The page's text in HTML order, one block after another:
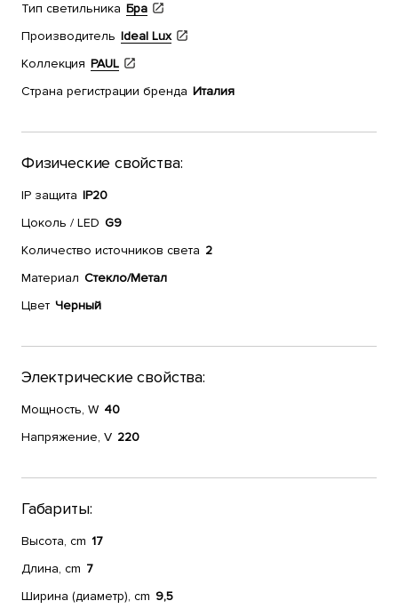
Тип светильника Бра
Производитель Ideal Lux
Коллекция PAUL
Страна регистрации бренда Италия
Физические свойства:
IP защита IP20
Цоколь / LED G9
Количество источников света 2
Материал Стекло/Метал
Цвет Черный
Электрические свойства:
Мощность, W 40
Напряжение, V 220
Габариты:
Высота, cm 17
Длина, cm 7
Ширина (диаметр), cm 9,5